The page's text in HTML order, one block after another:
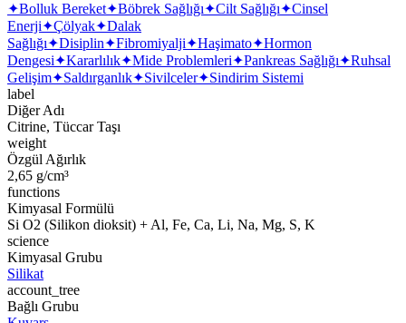
✦Bolluk Bereket✦Böbrek Sağlığı✦Cilt Sağlığı✦Cinsel
Enerji✦Çölyak✦Dalak
Sağlığı✦Disiplin✦Fibromiyalji✦Haşimato✦Hormon
Dengesi✦Kararlılık✦Mide Problemleri✦Pankreas Sağlığı✦Ruhsal
Gelişim✦Saldırganlık✦Sivilceler✦Sindirim Sistemi
label
Diğer Adı
Citrine, Tüccar Taşı
weight
Özgül Ağırlık
2,65 g/cm³
functions
Kimyasal Formülü
Si O2 (Silikon dioksit) + Al, Fe, Ca, Li, Na, Mg, S, K
science
Kimyasal Grubu
Silikat
account_tree
Bağlı Grubu